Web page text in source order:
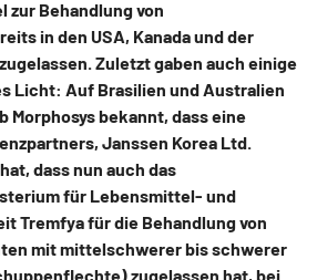
zur Behandlung von
in den USA, Kanada und der
Zuletzt gaben auch einige
Licht: Auf Brasilien und Australien
Morphosys bekannt, dass eine
Janssen Korea Ltd.
dass nun auch das
für Lebensmittel- und
Tremfya für die Behandlung von
mit mittelschwerer bis schwerer
zugelassen hat, bei